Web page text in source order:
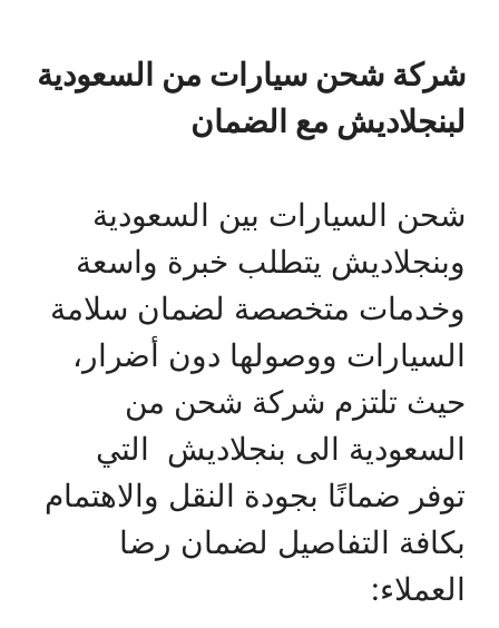
شركة شحن سيارات من السعودية
لبنجلاديش مع الضمان
شحن السيارات بين السعودية
وبنجلاديش يتطلب خبرة واسعة
وخدمات متخصصة لضمان سلامة
السيارات ووصولها دون أضرار،
حيث تلتزم شركة شحن من
السعودية الى بنجلاديش التي
توفر ضمانًا بجودة النقل والاهتمام
بكافة التفاصيل لضمان رضا
العملاء: